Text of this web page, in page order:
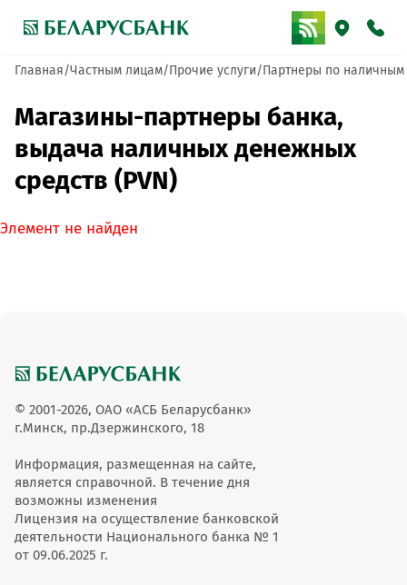
Главная Частным лицам Прочие услуги Партнеры по наличным
Магазины-партнеры банка,
выдача наличных денежных
средств (PVN)
Элемент не найден
© 2001-2026, ОАО «АСБ Беларусбанк»
г.Минск, пр.Дзержинского, 18
Информация, размещенная на сайте,
является справочной. В течение дня
возможны изменения
Лицензия на осуществление банковской
деятельности Национального банка № 1
от 09.06.2025 г.